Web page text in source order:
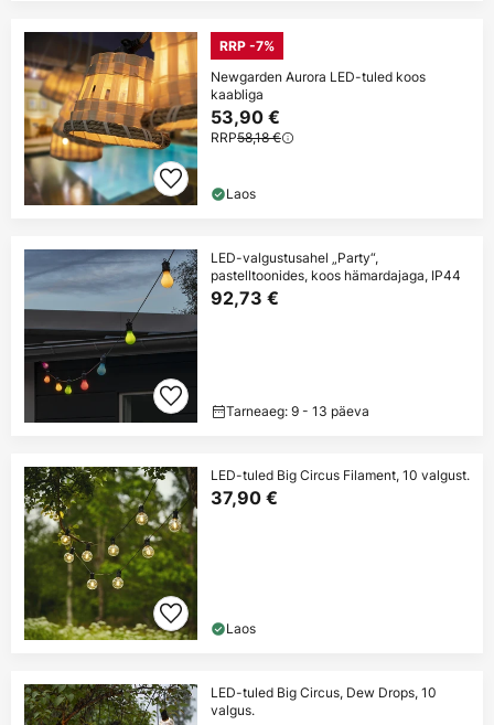
RRP -7%
Newgarden Aurora LED-tuled koos
kaabliga
53,90 €
RRP58,18 €
Laos
LED-valgustusahel „Party“,
pastelltoonides, koos hämardajaga, IP44
92,73 €
Tarneaeg: 9 - 13 päeva
LED-tuled Big Circus Filament, 10 valgust.
37,90 €
Laos
LED-tuled Big Circus, Dew Drops, 10
valgus.